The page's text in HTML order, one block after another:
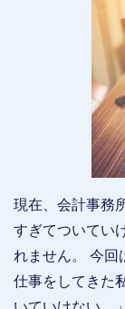
現在、会計事務
すぎてついてい
れません。 今回
仕事をしてきた